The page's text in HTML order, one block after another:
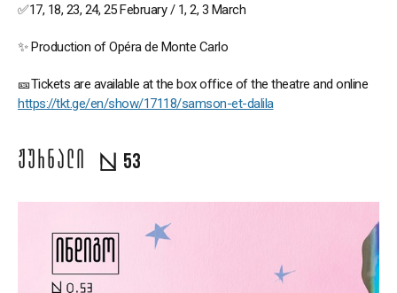
✅17, 18, 23, 24, 25 February / 1, 2, 3 March
✨ Production of Opéra de Monte Carlo
🎫Tickets are available at the box office of the theatre and online
https://tkt.ge/en/show/17118/samson-et-dalila
ᲟᲣᲠᲜᲐᲚᲘ 53